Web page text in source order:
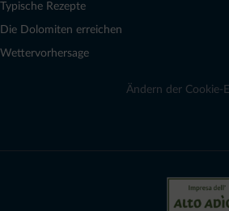
Typische Rezepte
Die Dolomiten erreichen
Wettervorhersage
Ändern der Cookie-